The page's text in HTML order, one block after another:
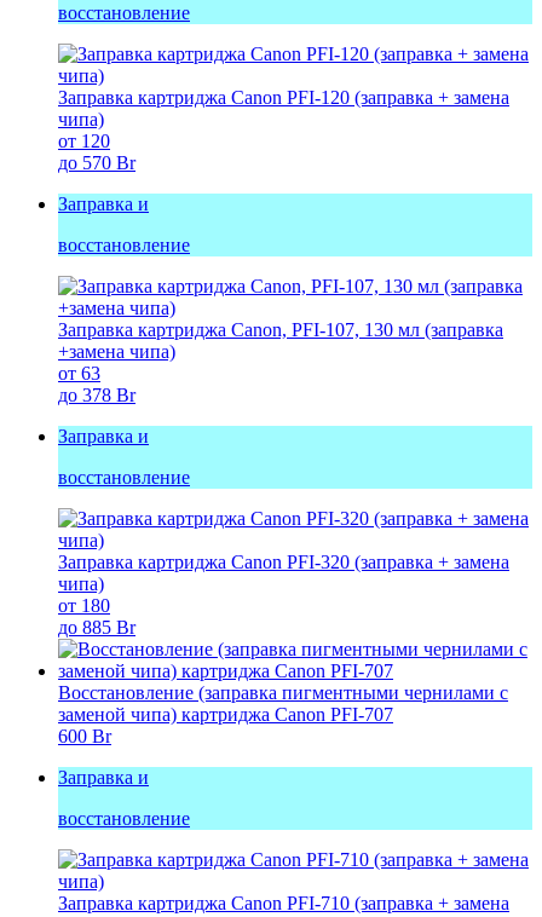
восстановление
Заправка картриджа Canon PFI-120 (заправка + замена
чипа)
от 120
до 570 Br
Заправка и
восстановление
Заправка картриджа Canon, PFI-107, 130 мл (заправка
+замена чипа)
от 63
до 378 Br
Заправка и
восстановление
Заправка картриджа Canon PFI-320 (заправка + замена
чипа)
от 180
до 885 Br
Восстановление (заправка пигментными чернилами с
заменой чипа) картриджа Canon PFI-707
600 Br
Заправка и
восстановление
Заправка картриджа Canon PFI-710 (заправка + замена